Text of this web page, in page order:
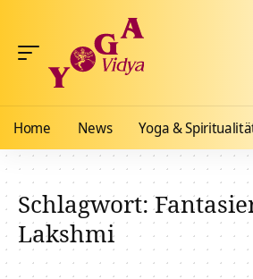
Home News Yoga &
Schlagwort:
Lakshmi